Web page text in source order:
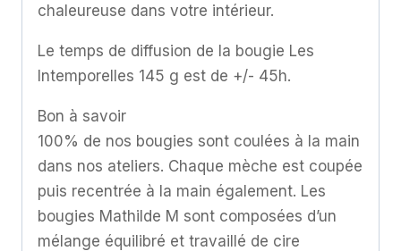
chaleureuse dans votre intérieur.
Le temps de diffusion de la bougie Les
Intemporelles 145 g est de +/- 45h.
Bon à savoir
100% de nos bougies sont coulées à la main
dans nos ateliers. Chaque mèche est coupée
puis recentrée à la main également. Les
bougies Mathilde M sont composées d’un
mélange équilibré et travaillé de cire